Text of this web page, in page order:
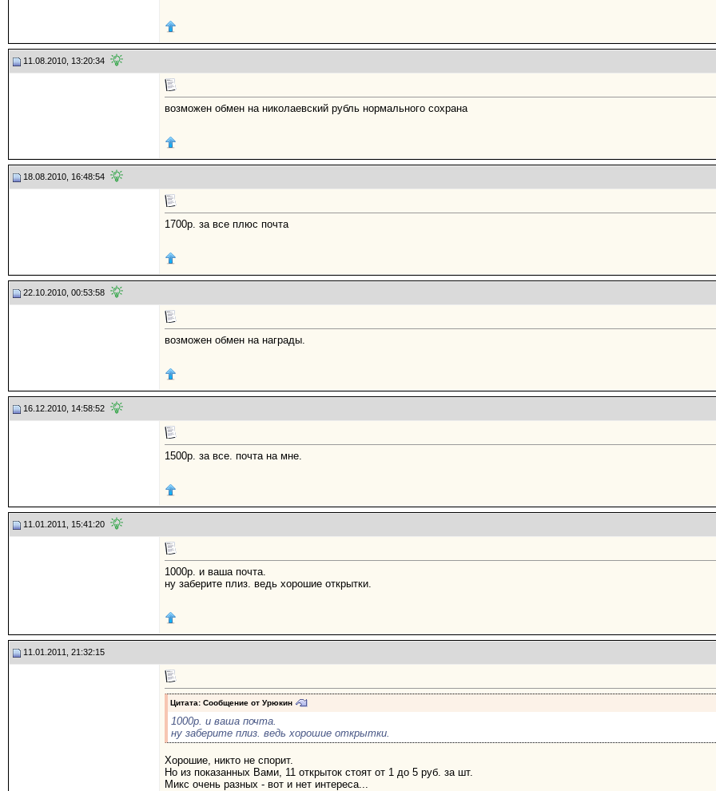
11.08.2010, 13:20:34
возможен обмен на николаевский рубль нормального сохрана
18.08.2010, 16:48:54
1700р. за все плюс почта
22.10.2010, 00:53:58
возможен обмен на награды.
16.12.2010, 14:58:52
1500р. за все. почта на мне.
11.01.2011, 15:41:20
1000р. и ваша почта.
ну заберите плиз. ведь хорошие открытки.
11.01.2011, 21:32:15
Цитата: Сообщение от Урюкин
1000р. и ваша почта.
ну заберите плиз. ведь хорошие открытки.
Хорошие, никто не спорит.
Но из показанных Вами, 11 открыток стоят от 1 до 5 руб. за шт.
Микс очень разных - вот и нет интереса...